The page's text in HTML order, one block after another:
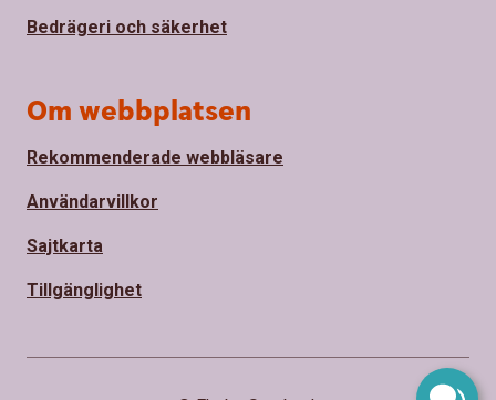
Bedrägeri och säkerhet
Om webbplatsen
Rekommenderade webbläsare
Användarvillkor
Sajtkarta
Tillgänglighet